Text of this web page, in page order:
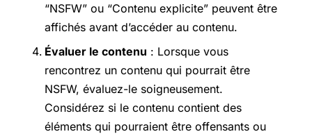
“NSFW” ou “Contenu explicite” peuvent être
affichés avant d’accéder au contenu.
Évaluer le contenu : Lorsque vous
rencontrez un contenu qui pourrait être
NSFW, évaluez-le soigneusement.
Considérez si le contenu contient des
éléments qui pourraient être offensants ou